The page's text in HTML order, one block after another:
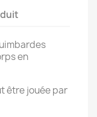
en
être jouée par